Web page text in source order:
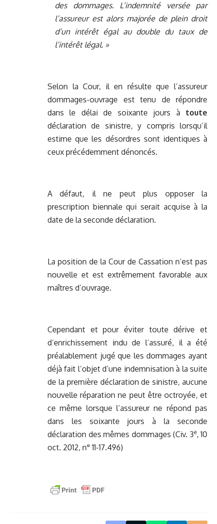
des dommages. L’indemnité versée par
l’assureur est alors majorée de plein droit
d’un intérêt égal au double du taux de
l’intérêt légal. »
Selon la Cour, il en résulte que l’assureur
dommages-ouvrage est tenu de répondre
dans le délai de soixante jours à toute
déclaration de sinistre, y compris lorsqu’il
estime que les désordres sont identiques à
ceux précédemment dénoncés.
A défaut, il ne peut plus opposer la
prescription biennale qui serait acquise à la
date de la seconde déclaration.
La position de la Cour de Cassation n’est pas
nouvelle et est extrêmement favorable aux
maîtres d’ouvrage.
Cependant et pour éviter toute dérive et
d’enrichissement indu de l’assuré, il a été
préalablement jugé que les dommages ayant
déjà fait l’objet d’une indemnisation à la suite
de la première déclaration de sinistre, aucune
nouvelle réparation ne peut être octroyée, et
ce même lorsque l’assureur ne répond pas
dans les soixante jours à la seconde
déclaration des mêmes dommages (Civ. 3e, 10
oct. 2012, n° 11-17.496)